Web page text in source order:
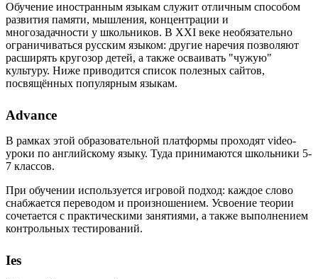
Обучение иностранным языкам служит отличным способом
развития памяти, мышления, концентрации и
многозадачности у школьников. В XXI веке необязательно
ограничиваться русским языком: другие наречия позволяют
расширять кругозор детей, а также осваивать "чужую"
культуру. Ниже приводится список полезных сайтов,
посвящённых популярным языкам.
Advance
В рамках этой образовательной платформы проходят video-
уроки по английскому языку. Туда принимаются школьники 5-
7 классов.
При обучении используется игровой подход: каждое слово
снабжается переводом и произношением. Усвоение теории
сочетается с практическими занятиями, а также выполнением
контрольных тестирований.
Ies